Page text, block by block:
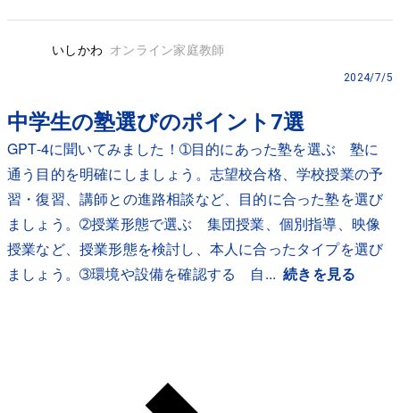
いしかわ オンライン家庭教師
2024/7/5
中学生の塾選びのポイント7選
GPT-4に聞いてみました！➀目的にあった塾を選ぶ 塾に
通う目的を明確にしましょう。志望校合格、学校授業の予
習・復習、講師との進路相談など、目的に合った塾を選び
ましょう。➁授業形態で選ぶ 集団授業、個別指導、映像
授業など、授業形態を検討し、本人に合ったタイプを選び
ましょう。➂環境や設備を確認する 自... 続きを見る